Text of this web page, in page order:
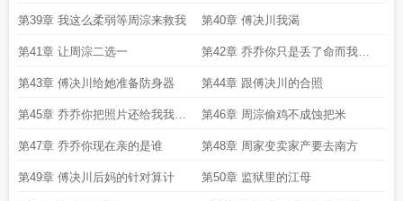
备礼物
第39章 我这么柔弱等周淙来救我 第40章 傅决川我渴
第41章 让周淙二选一 第42章 乔乔你只是丢了命而我会
失去爱情啊
第43章 傅决川给她准备防身器 第44章 跟傅决川的合照
第45章 乔乔你把照片还给我我就
放了你
第46章 周淙偷鸡不成蚀把米
第47章 乔乔你现在亲的是谁 第48章 周家变卖家产要去南方
第49章 傅决川后妈的针对算计 第50章 监狱里的江母